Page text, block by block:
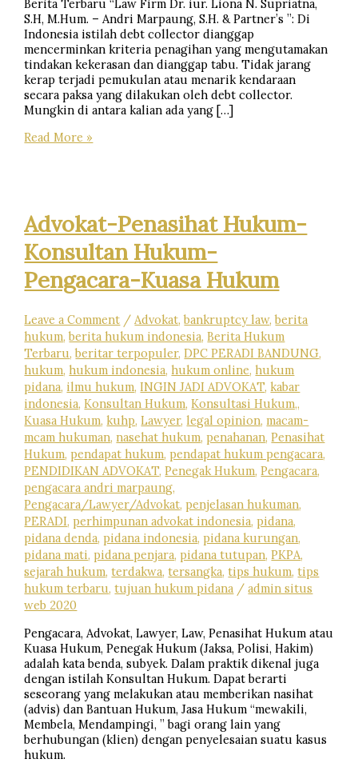
Berita Terbaru “Law Firm Dr. iur. Liona N. Supriatna,
S.H, M.Hum. – Andri Marpaung, S.H. & Partner’s ”: Di
Indonesia istilah debt collector dianggap
mencerminkan kriteria penagihan yang mengutamakan
tindakan kekerasan dan dianggap tabu. Tidak jarang
kerap terjadi pemukulan atau menarik kendaraan
secara paksa yang dilakukan oleh debt collector.
Mungkin di antara kalian ada yang […]
Jika
Collector
“NAKAL”,
Harus
Tau
Hal
Berikut
Kata
Pengacara
!
Read More »
Advokat-Penasihat Hukum-
Konsultan Hukum-
Pengacara-Kuasa Hukum
Leave a Comment /Advokat,bankruptcy law,berita
hukum,berita hukum indonesia,Berita Hukum
Terbaru,beritar terpopuler,DPC PERADI BANDUNG,
hukum,hukum indonesia,hukum online,hukum
pidana, ilmu hukum,INGIN JADI ADVOKAT,kabar
indonesia,Konsultan Hukum,Konsultasi Hukum,,
Kuasa Hukum,kuhp,Lawyer,legal opinion,macam-
mcam hukuman,nasehat hukum,penahanan,Penasihat
Hukum,pendapat hukum,pendapat hukum pengacara,
PENDIDIKAN ADVOKAT,Penegak Hukum,Pengacara,
pengacara andri marpaung,
Pengacara/Lawyer/Advokat,penjelasan hukuman,
PERADI,perhimpunan advokat indonesia,pidana,
pidana denda,pidana indonesia,pidana kurungan,
pidana mati,pidana penjara,pidana tutupan,PKPA,
sejarah hukum,terdakwa,tersangka,tips hukum,tips
hukum terbaru,tujuan hukum pidana /admin situs
web 2020
Pengacara, Advokat, Lawyer, Law, Penasihat Hukum atau
Kuasa Hukum, Penegak Hukum (Jaksa, Polisi, Hakim)
adalah kata benda, subyek. Dalam praktik dikenal juga
dengan istilah Konsultan Hukum. Dapat berarti
seseorang yang melakukan atau memberikan nasihat
(advis) dan Bantuan Hukum, Jasa Hukum “mewakili,
Membela, Mendampingi, ” bagi orang lain yang
berhubungan (klien) dengan penyelesaian suatu kasus
hukum.